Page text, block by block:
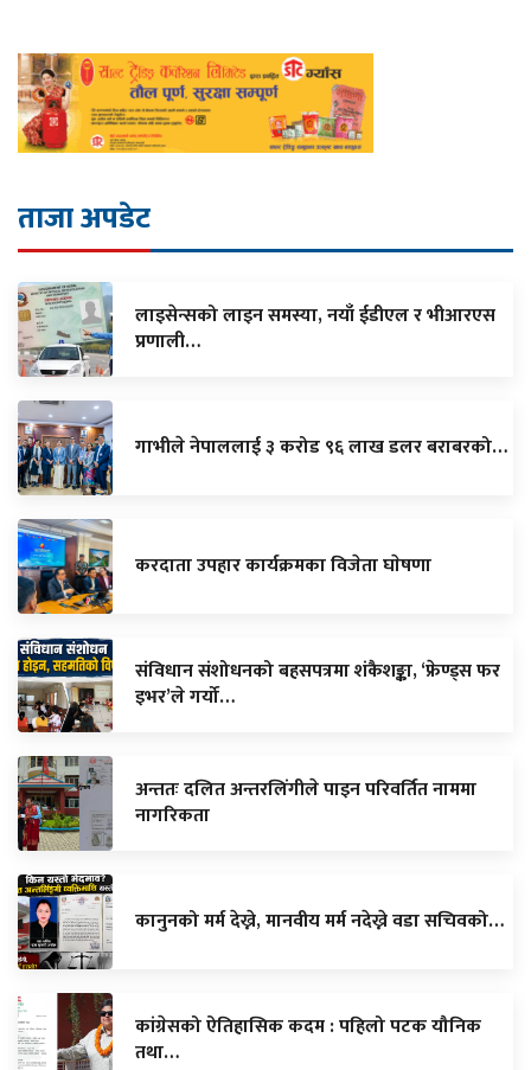
ताजा अपडेट
लाइसेन्सको लाइन समस्या, नयाँ ईडीएल र भीआरएस
प्रणाली…
गाभीले नेपाललाई ३ करोड ९६ लाख डलर बराबरको…
करदाता उपहार कार्यक्रमका विजेता घाेषणा
संविधान संशोधनको बहसपत्रमा शंकैशङ्का, ‘फ्रेण्ड्स फर
इभर’ले गर्यो…
अन्ततः दलित अन्तरलिंगीले पाइन परिवर्तित नाममा
नागरिकता
कानुनको मर्म देख्ने, मानवीय मर्म नदेख्ने वडा सचिवको…
कांग्रेसको ऐतिहासिक कदम : पहिलो पटक यौनिक
तथा…